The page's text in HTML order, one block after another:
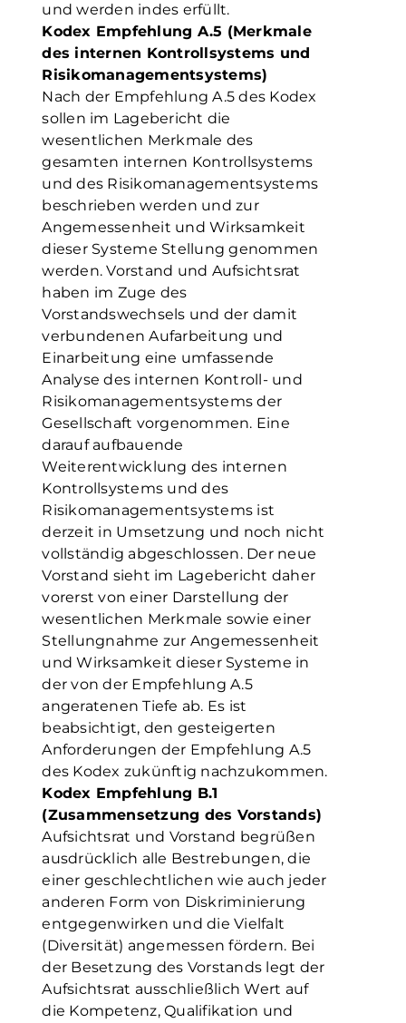
und werden indes erfüllt.
Kodex Empfehlung A.5 (Merkmale
des internen Kontrollsystems und
Risikomanagementsystems)
Nach der Empfehlung A.5 des Kodex
sollen im Lagebericht die
wesentlichen Merkmale des
gesamten internen Kontrollsystems
und des Risikomanagementsystems
beschrieben werden und zur
Angemessenheit und Wirksamkeit
dieser Systeme Stellung genommen
werden. Vorstand und Aufsichtsrat
haben im Zuge des
Vorstandswechsels und der damit
verbundenen Aufarbeitung und
Einarbeitung eine umfassende
Analyse des internen Kontroll- und
Risikomanagementsystems der
Gesellschaft vorgenommen. Eine
darauf aufbauende
Weiterentwicklung des internen
Kontrollsystems und des
Risikomanagementsystems ist
derzeit in Umsetzung und noch nicht
vollständig abgeschlossen. Der neue
Vorstand sieht im Lagebericht daher
vorerst von einer Darstellung der
wesentlichen Merkmale sowie einer
Stellungnahme zur Angemessenheit
und Wirksamkeit dieser Systeme in
der von der Empfehlung A.5
angeratenen Tiefe ab. Es ist
beabsichtigt, den gesteigerten
Anforderungen der Empfehlung A.5
des Kodex zukünftig nachzukommen.
Kodex Empfehlung B.1
(Zusammensetzung des Vorstands)
Aufsichtsrat und Vorstand begrüßen
ausdrücklich alle Bestrebungen, die
einer geschlechtlichen wie auch jeder
anderen Form von Diskriminierung
entgegenwirken und die Vielfalt
(Diversität) angemessen fördern. Bei
der Besetzung des Vorstands legt der
Aufsichtsrat ausschließlich Wert auf
die Kompetenz, Qualifikation und